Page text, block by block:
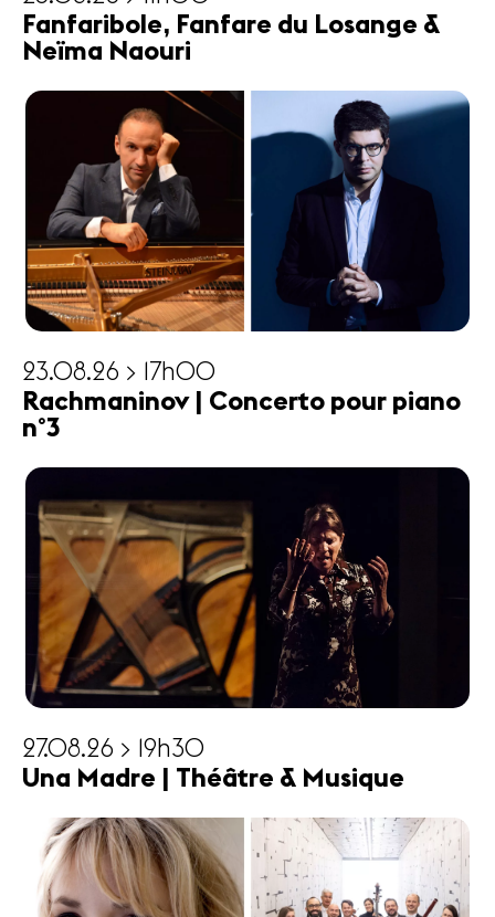
Fanfaribole, Fanfare du Losange &
Neïma Naouri
23.08.26 > 17h00
Rachmaninov | Concerto pour piano
n°3
27.08.26 > 19h30
Una Madre | Théâtre & Musique